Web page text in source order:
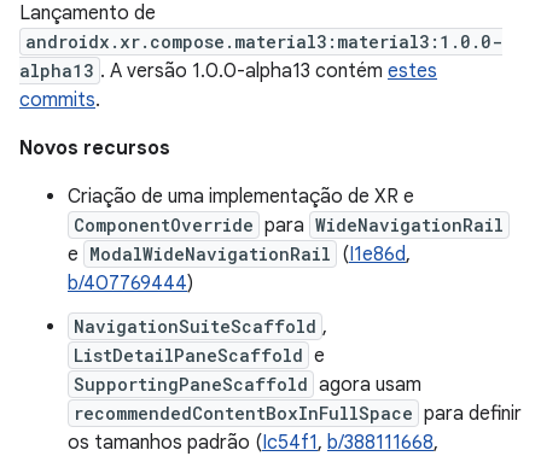
Lançamento de
androidx.xr.compose.material3:material3:1.0.0-
alpha13 . A versão 1.0.0-alpha13 contém estes
commits.
Novos recursos
Criação de uma implementação de XR e
ComponentOverride para WideNavigationRail
e ModalWideNavigationRail (I1e86d,
b/407769444)
NavigationSuiteScaffold ,
ListDetailPaneScaffold e
SupportingPaneScaffold agora usam
recommendedContentBoxInFullSpace para definir
os tamanhos padrão (Ic54f1, b/388111668,